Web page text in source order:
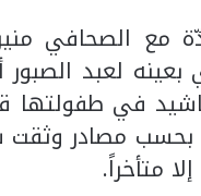
مع الصحافي
لعبد الصبور
في طفولتها
مصادر وثقت
متأخراً.